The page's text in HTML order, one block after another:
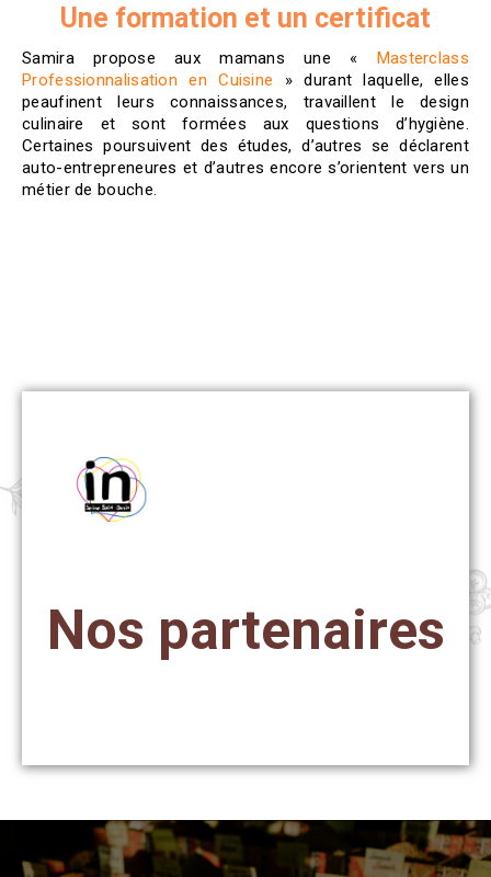
Une formation et un certificat
Samira propose aux mamans une « Masterclass
Professionnalisation en Cuisine » durant laquelle, elles
peaufinent leurs connaissances, travaillent le design
culinaire et sont formées aux questions d’hygiène.
Certaines poursuivent des études, d’autres se déclarent
auto-entrepreneures et d’autres encore s’orientent vers un
métier de bouche.
Nos partenaires